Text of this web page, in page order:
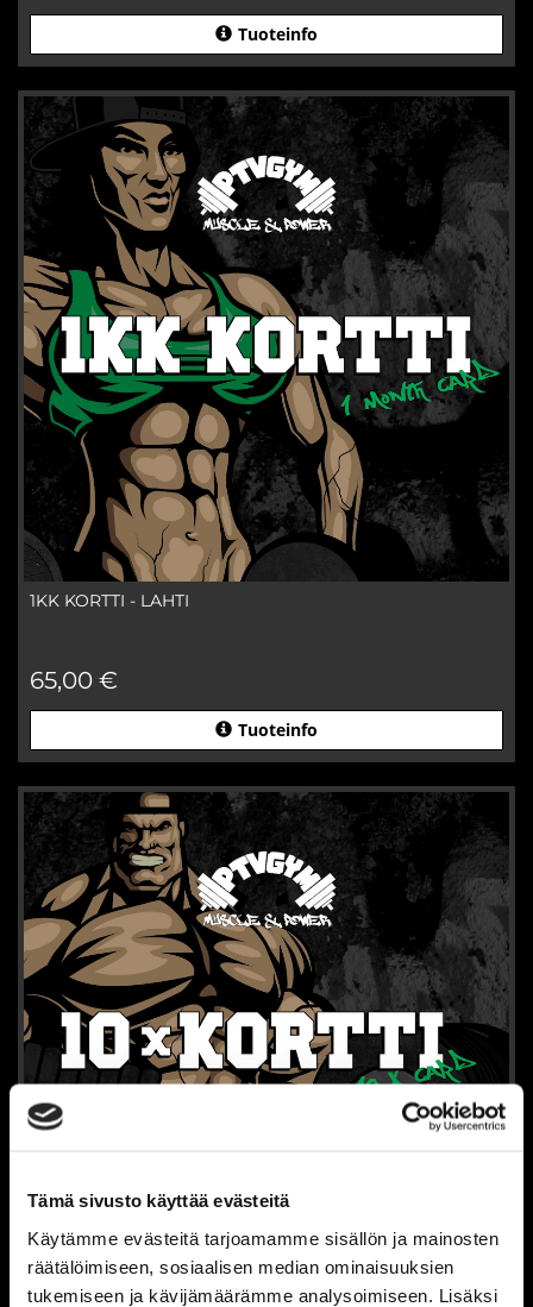
Tämä sivusto käyttää evästeitä
Käytämme evästeitä tarjoamamme sisällön ja mainosten
räätälöimiseen, sosiaalisen median ominaisuuksien
tukemiseen ja kävijämäärämme analysoimiseen. Lisäksi
Tuoteinfo
1KK KORTTI - LAHTI
65,00 €
Tuoteinfo
10KRT KORTTI - LAHTI